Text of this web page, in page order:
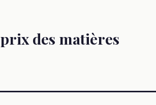
prix des matières